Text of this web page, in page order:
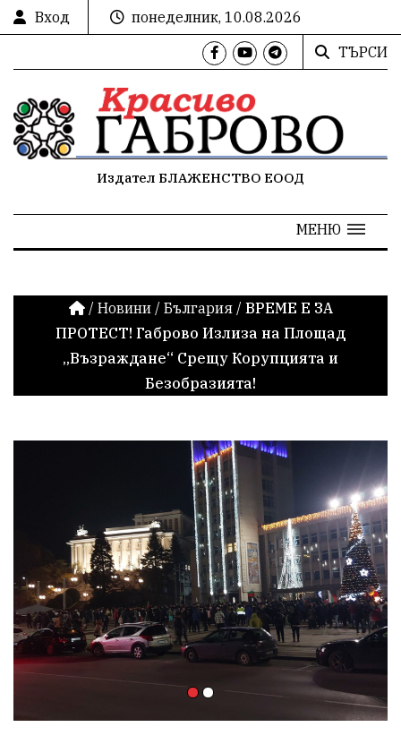
Вход
понеделник, 10.08.2026
ТЪРСИ
Издател БЛАЖЕНСТВО ЕООД
МЕНЮ
/ Новини / България / ВРЕМЕ Е ЗА
ПРОТЕСТ! Габрово Излиза на Площад
„Възраждане“ Срещу Корупцията и
Безобразията!